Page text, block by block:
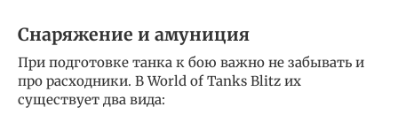
Снаряжение и амуниция
При подготовке танка к бою важно не забывать и
про расходники. В World of Tanks Blitz их
существует два вида: